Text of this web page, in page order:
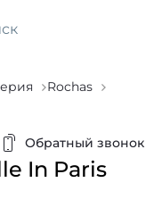
Rochas
Обратный звонок
In Paris